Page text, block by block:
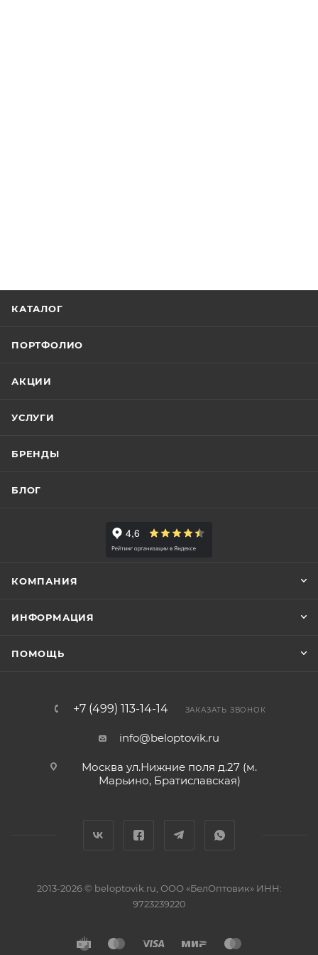
КАТАЛОГ
ПОРТФОЛИО
АКЦИИ
УСЛУГИ
БРЕНДЫ
БЛОГ
КОМПАНИЯ
ИНФОРМАЦИЯ
ПОМОЩЬ
+7 (499) 113-14-14 ЗАКАЗАТЬ ЗВОНОК
info@beloptovik.ru
Москва ул.Нижние поля д.27 (м.
Марьино, Братиславская)
2013-2026 © beloptovik.ru, ООО «БелОптовик» ИНН:
9723239220